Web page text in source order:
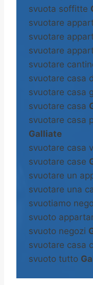
svuota soffitte
svuotare
svuotare
svuotare
svuotare
svuotare casa
svuotare casa
svuotare casa
svuotare casa
Galliate
svuotare casa
svuotare case
svuotare un
svuotare una
svuotiamo
svuoto
svuoto negozi
svuotare casa
svuoto tutto